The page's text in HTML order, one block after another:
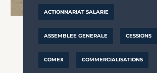
ACTIONNARIAT SALARIE
ASSEMBLEE GENERALE CESSIONS
COMEX COMMERCIALISATIONS